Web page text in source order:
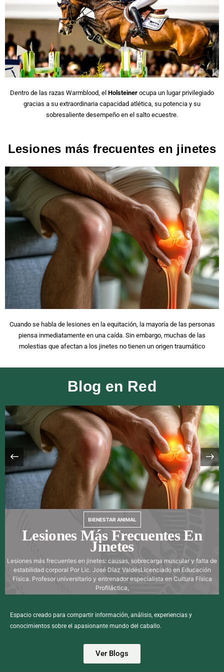
Dentro de las razas Warmblood, el Holsteiner ocupa un lugar privilegiado
gracias a su extraordinaria capacidad atlética, su potencia y su
sobresaliente desempeño en el salto ecuestre.
Lesiones más frecuentes en jinetes
Cuando se habla de lesiones en la equitación, la mayoría de las personas
piensa inmediatamente en una caída. Sin embargo, muchas de las
molestias que afectan a los jinetes no tienen un origen traumático
Blog en Red
BIENESTAR ANIMAL
Lesiones Más Frecuentes En
Jinetes
Lesiones más frecuentes en jinetes: causas, sobrecarga muscular y falta de
estabilidad corporal Por Lic. José Díaz ValdésLicenciado en Educación
Física. Profesor universitario y entrenador especialista en Cultura Física
Profiláctica,
Espacio creado para compartir información, análisis, experiencias y
conocimientos sobre el apasionante mundo del caballo.
Ver Blogs